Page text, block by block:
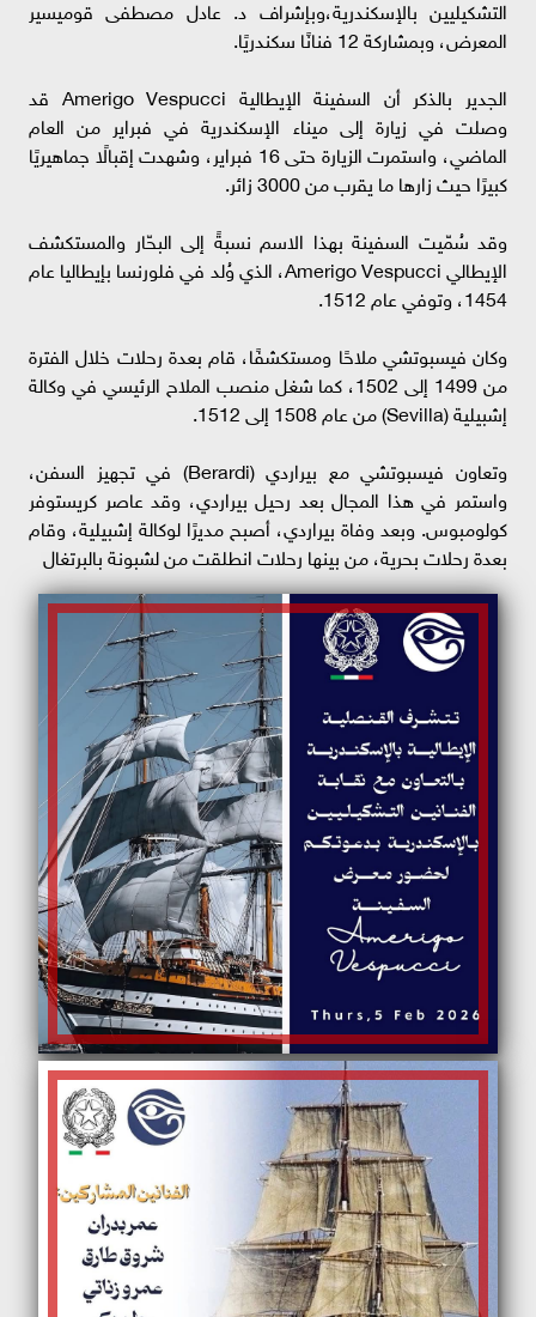
التشكيليين بالإسكندرية،وبإشراف د. عادل مصطفى قوميسير
المعرض، وبمشاركة 12 فنانًا سكندريًا.
الجدير بالذكر أن السفينة الإيطالية Amerigo Vespucci قد
وصلت في زيارة إلى ميناء الإسكندرية في فبراير من العام
الماضي، واستمرت الزيارة حتى 16 فبراير، وشهدت إقبالًا جماهيريًا
كبيرًا حيث زارها ما يقرب من 3000 زائر.
وقد سُمّيت السفينة بهذا الاسم نسبةً إلى البحّار والمستكشف
الإيطالي Amerigo Vespucci، الذي وُلد في فلورنسا بإيطاليا عام
1454، وتوفي عام 1512.
وكان فيسبوتشي ملاحًا ومستكشفًا، قام بعدة رحلات خلال الفترة
من 1499 إلى 1502، كما شغل منصب الملاح الرئيسي في وكالة
إشبيلية (Sevilla) من عام 1508 إلى 1512.
وتعاون فيسبوتشي مع بيراردي (Berardi) في تجهيز السفن،
واستمر في هذا المجال بعد رحيل بيراردي، وقد عاصر كريستوفر
كولومبوس. وبعد وفاة بيراردي، أصبح مديرًا لوكالة إشبيلية، وقام
بعدة رحلات بحرية، من بينها رحلات انطلقت من لشبونة بالبرتغال